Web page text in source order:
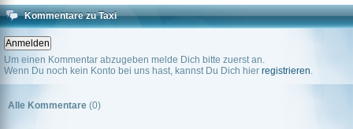
Kommentare zu Taxi
Um einen Kommentar abzugeben melde Dich bitte zuerst an.
Wenn Du noch kein Konto bei uns hast, kannst Du Dich hier registrieren.
Alle Kommentare (0)